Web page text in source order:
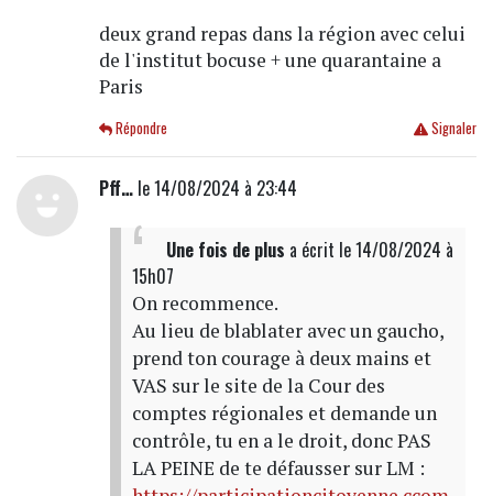
deux grand repas dans la région avec celui
de l'institut bocuse + une quarantaine a
Paris
Signaler
Répondre
Pff…le 14/08/2024 à 23:44
Une fois de plus a écrit le 14/08/2024 à
15h07
On recommence.
Au lieu de blablater avec un gaucho,
prend ton courage à deux mains et
VAS sur le site de la Cour des
comptes régionales et demande un
contrôle, tu en a le droit, donc PAS
LA PEINE de te défausser sur LM :